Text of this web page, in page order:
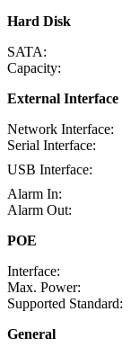
Hard Disk
SATA:
Capacity:
External Interface
Network Interface:
Serial Interface:
USB Interface:
Alarm In:
Alarm Out:
POE
Interface:
Max. Power:
Supported Standard:
General